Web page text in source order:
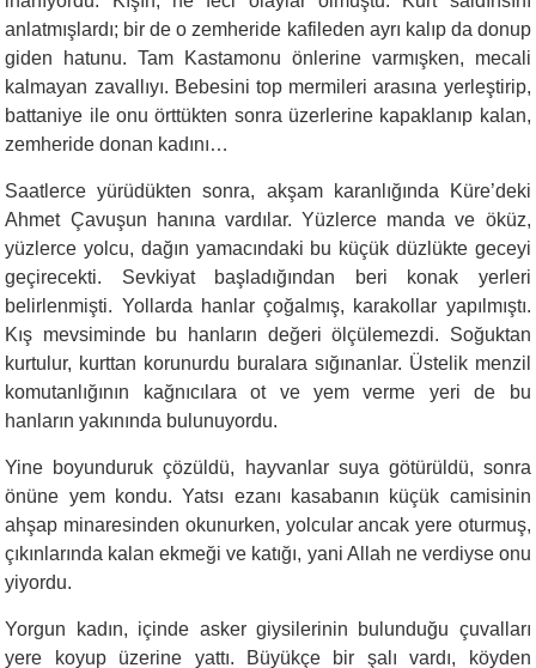
anlatmışlardı; bir de o zemheride kafileden ayrı kalıp da donup
giden hatunu. Tam Kastamonu önlerine varmışken, mecali
kalmayan zavallıyı. Bebesini top mermileri arasına yerleştirip,
battaniye ile onu örttükten sonra üzerlerine kapaklanıp kalan,
zemheride donan kadını…
Saatlerce yürüdükten sonra, akşam karanlığında Küre’deki
Ahmet Çavuşun hanına vardılar. Yüzlerce manda ve öküz,
yüzlerce yolcu, dağın yamacındaki bu küçük düzlükte geceyi
geçirecekti. Sevkiyat başladığından beri konak yerleri
belirlenmişti. Yollarda hanlar çoğalmış, karakollar yapılmıştı.
Kış mevsiminde bu hanların değeri ölçülemezdi. Soğuktan
kurtulur, kurttan korunurdu buralara sığınanlar. Üstelik menzil
komutanlığının kağnıcılara ot ve yem verme yeri de bu
hanların yakınında bulunuyordu.
Yine boyunduruk çözüldü, hayvanlar suya götürüldü, sonra
önüne yem kondu. Yatsı ezanı kasabanın küçük camisinin
ahşap minaresinden okunurken, yolcular ancak yere oturmuş,
çıkınlarında kalan ekmeği ve katığı, yani Allah ne verdiyse onu
yiyordu.
Yorgun kadın, içinde asker giysilerinin bulunduğu çuvalları
yere koyup üzerine yattı. Büyükçe bir şalı vardı, köyden